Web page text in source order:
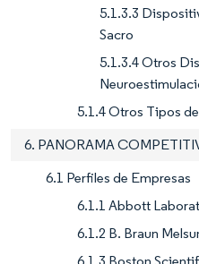
5.1.3.3
Sacro
5.1.3.4 Otros
5.1.4 Otros Tipos
6. PANORAMA
6.1 Perfiles de Empresas
6.1.1 Abbott
6.1.2 B. Braun